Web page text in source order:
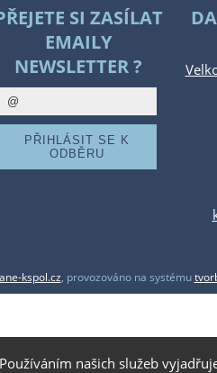
SI ZASÍLAT
EMAILY
NEWSLETTER ?
kspol.cz, provozováno na systému
našich služeb